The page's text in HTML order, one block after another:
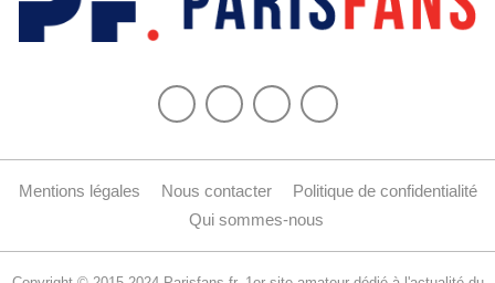
Mentions légales Nous contacter
Politique de confidentialité
Qui sommes-nous